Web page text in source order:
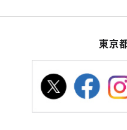
東京